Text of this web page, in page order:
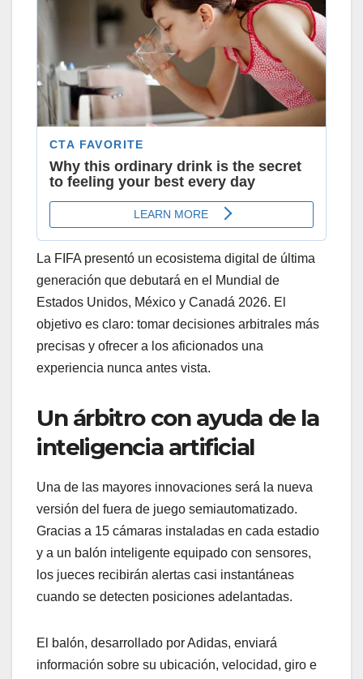
La FIFA presentó un ecosistema digital de última
generación que debutará en el Mundial de
Estados Unidos, México y Canadá 2026. El
objetivo es claro: tomar decisiones arbitrales más
precisas y ofrecer a los aficionados una
experiencia nunca antes vista.
Un árbitro con ayuda de la
inteligencia artificial
Una de las mayores innovaciones será la nueva
versión del fuera de juego semiautomatizado.
Gracias a 15 cámaras instaladas en cada estadio
y a un balón inteligente equipado con sensores,
los jueces recibirán alertas casi instantáneas
cuando se detecten posiciones adelantadas.
El balón, desarrollado por Adidas, enviará
información sobre su ubicación, velocidad, giro e